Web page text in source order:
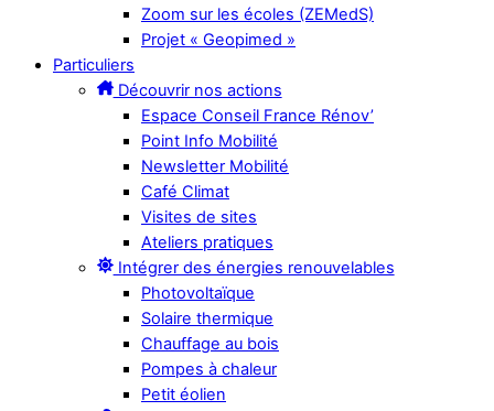
Zoom sur les écoles (ZEMedS)
Projet « Geopimed »
Particuliers
Découvrir nos actions
Espace Conseil France Rénov’
Point Info Mobilité
Newsletter Mobilité
Café Climat
Visites de sites
Ateliers pratiques
Intégrer des énergies renouvelables
Photovoltaïque
Solaire thermique
Chauffage au bois
Pompes à chaleur
Petit éolien